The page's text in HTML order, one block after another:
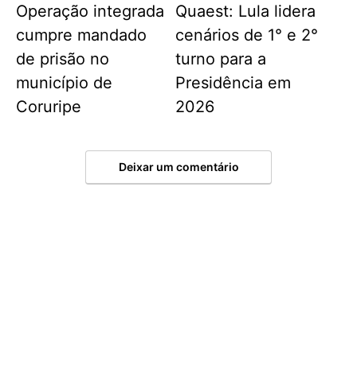
Operação integrada
cumpre mandado
de prisão no
município de
Coruripe
Quaest: Lula lidera
cenários de 1° e 2°
turno para a
Presidência em
2026
Deixar um comentário